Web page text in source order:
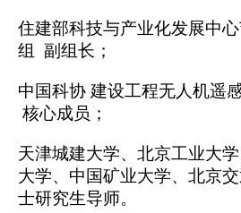
住建部科技与产业化发展中
组
副组长；
中国科协 建设工程无人机遥
核心成员；
天津城建大学、北京工业大
大学、中国矿业大学、北京
士研究生导师。